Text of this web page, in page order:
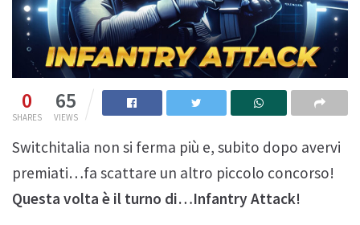
0
SHARES
65
VIEWS
Switchitalia non si ferma più e, subito dopo avervi
premiati…fa scattare un altro piccolo concorso!
Questa volta è il turno di…Infantry Attack!